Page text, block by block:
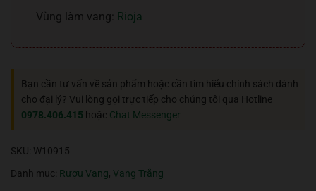
Vùng làm vang:
Rioja
Bạn cần tư vấn về sản phẩm hoặc cần tìm hiểu chính sách dành
cho đại lý? Vui lòng gọi trực tiếp cho chúng tôi qua Hotline
0978.406.415 hoặc Chat Messenger
SKU: W10915
Danh mục: Rượu Vang, Vang Trắng